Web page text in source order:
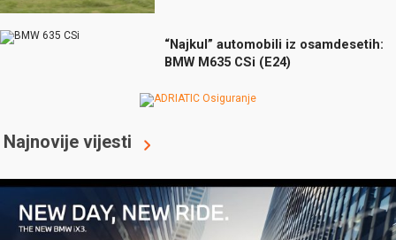
“Najkul” automobili iz osamdesetih:
BMW M635 CSi (E24)
Najnovije vijesti